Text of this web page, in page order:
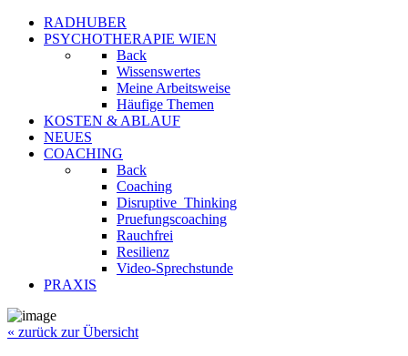
RADHUBER
PSYCHOTHERAPIE WIEN
Back
Wissenswertes
Meine Arbeitsweise
Häufige Themen
KOSTEN & ABLAUF
NEUES
COACHING
Back
Coaching
Disruptive_Thinking
Pruefungscoaching
Rauchfrei
Resilienz
Video-Sprechstunde
PRAXIS
« zurück zur Übersicht